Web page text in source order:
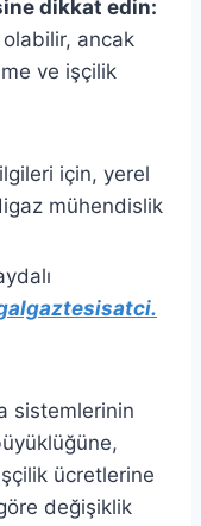
dikkat edin:
ancak
ve işçilik
için, yerel
mühendislik
sistemlerinin
ücretlerine
değişiklik